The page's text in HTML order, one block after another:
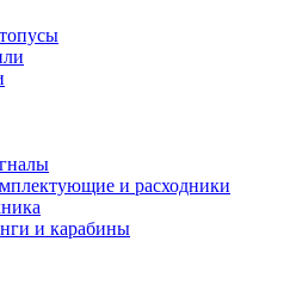
и расходники
и карабины